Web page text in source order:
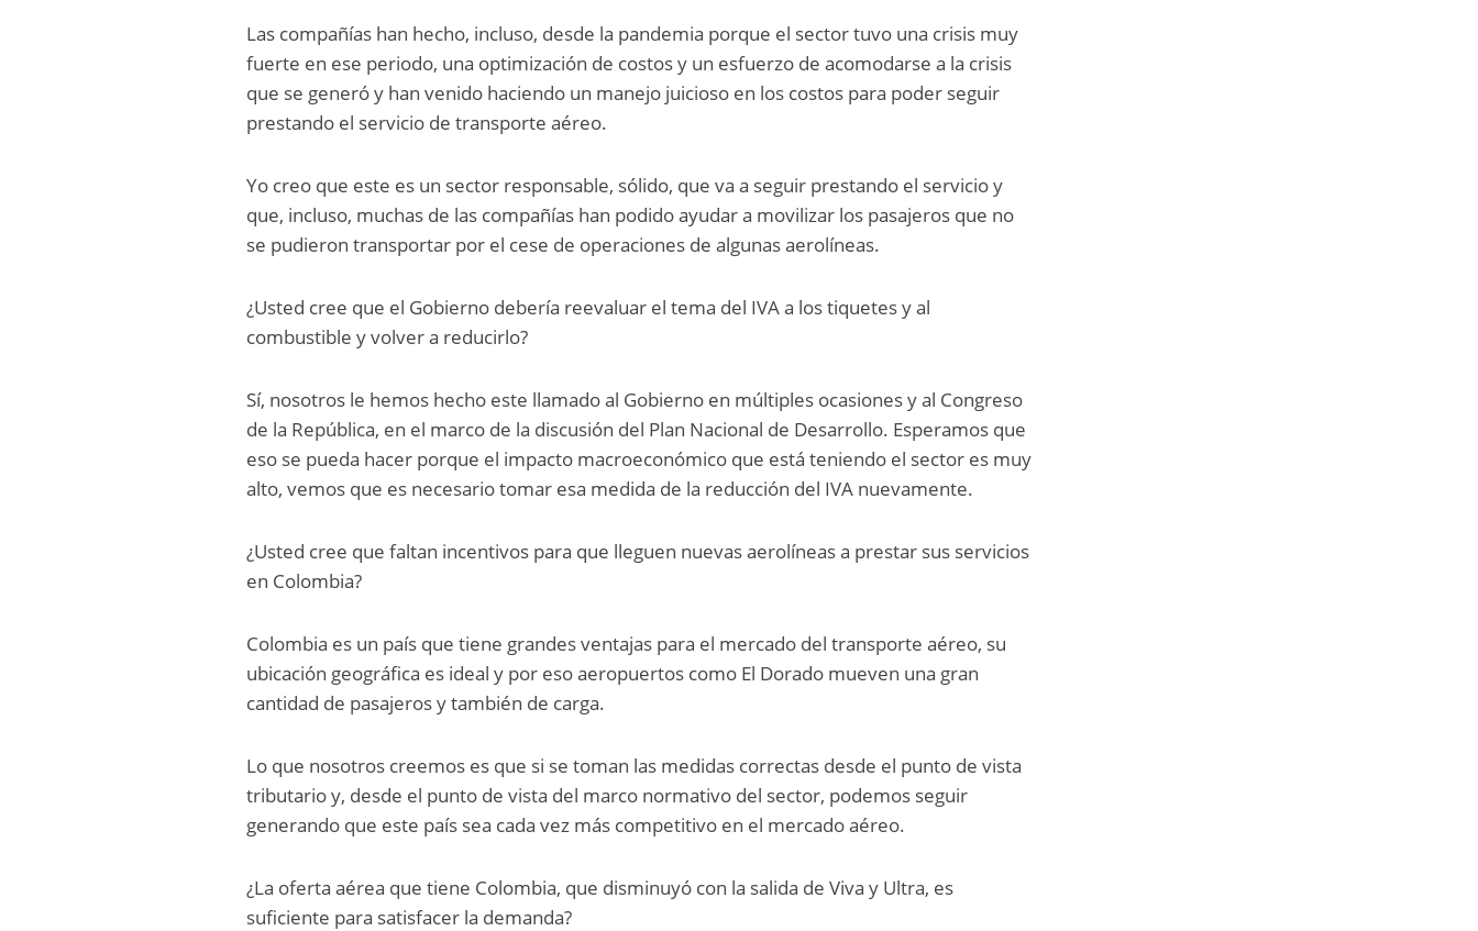
Las compañías han hecho, incluso, desde la pandemia porque el sector tuvo una crisis muy
fuerte en ese periodo, una optimización de costos y un esfuerzo de acomodarse a la crisis
que se generó y han venido haciendo un manejo juicioso en los costos para poder seguir
prestando el servicio de transporte aéreo.
Yo creo que este es un sector responsable, sólido, que va a seguir prestando el servicio y
que, incluso, muchas de las compañías han podido ayudar a movilizar los pasajeros que no
se pudieron transportar por el cese de operaciones de algunas aerolíneas.
¿Usted cree que el Gobierno debería reevaluar el tema del IVA a los tiquetes y al
combustible y volver a reducirlo?
Sí, nosotros le hemos hecho este llamado al Gobierno en múltiples ocasiones y al Congreso
de la República, en el marco de la discusión del Plan Nacional de Desarrollo. Esperamos que
eso se pueda hacer porque el impacto macroeconómico que está teniendo el sector es muy
alto, vemos que es necesario tomar esa medida de la reducción del IVA nuevamente.
¿Usted cree que faltan incentivos para que lleguen nuevas aerolíneas a prestar sus servicios
en Colombia?
Colombia es un país que tiene grandes ventajas para el mercado del transporte aéreo, su
ubicación geográfica es ideal y por eso aeropuertos como El Dorado mueven una gran
cantidad de pasajeros y también de carga.
Lo que nosotros creemos es que si se toman las medidas correctas desde el punto de vista
tributario y, desde el punto de vista del marco normativo del sector, podemos seguir
generando que este país sea cada vez más competitivo en el mercado aéreo.
¿La oferta aérea que tiene Colombia, que disminuyó con la salida de Viva y Ultra, es
suficiente para satisfacer la demanda?